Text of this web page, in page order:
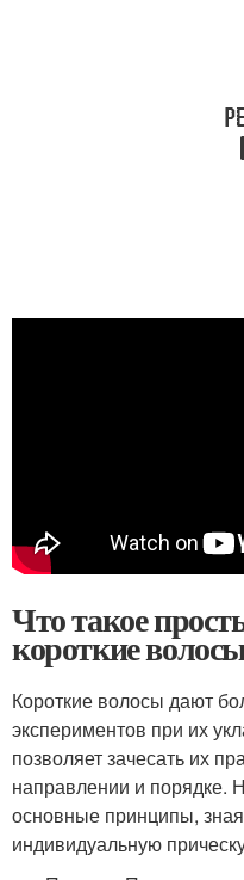
Что такое
короткие
Короткие волосы дают
экспериментов при их
позволяет зачесать их
направлении и порядке.
основные принципы,
индивидуальную